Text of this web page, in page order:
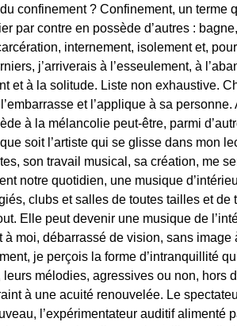
confinement ? Confinement, un terme
par contre en possède d’autres :
internement, isolement et,
j’arriverais à l’esseulement, à
et à la solitude. Liste non exhaustive.
et l’applique à sa
à la mélancolie peut-être, parmi
soit l’artiste qui se glisse dans mon
son travail musical, sa création, me
notre quotidien, une musique
clubs et salles de toutes tailles et de
Elle peut devenir une musique de
moi, débarrassé de vision, sans image
je perçois la forme d’intranquillité
mélodies, agressives ou non, hors
à une acuité renouvelée. Le
l’expérimentateur auditif alimenté